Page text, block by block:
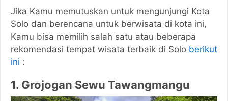
Jika Kamu memutuskan untuk mengunjungi Kota
Solo dan berencana untuk berwisata di kota ini,
Kamu bisa memilih salah satu atau beberapa
rekomendasi tempat wisata terbaik di Solo berikut
ini :
1. Grojogan Sewu Tawangmangu